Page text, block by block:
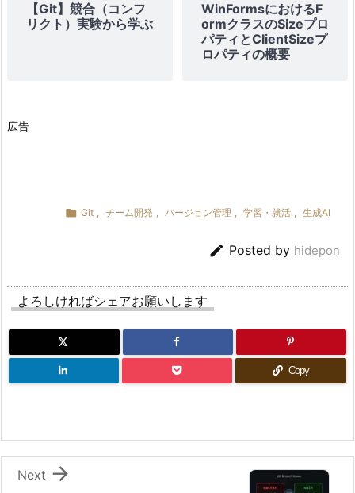
【Git】競合（コンフ
リクト）実験から学ぶ
WinFormsにおけるF
ormクラスのSizeプロ
パティとClientSizeプ
ロパティの概要
広告
 Git , チーム開発 , バージョン管理 , 学習・就活 , 生成AI
 Posted by hidepon
よろしければシェアお願いします
Copy

Next